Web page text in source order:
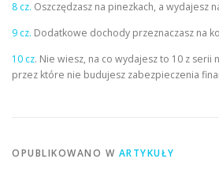
8 cz. Oszczędzasz na pinezkach, a wydajesz
9 cz. Dodatkowe dochody przeznaczasz na
10 cz. Nie wiesz, na co wydajesz to 10 z serii
przez które nie budujesz zabezpieczenia
OPUBLIKOWANO W ARTYKUŁY